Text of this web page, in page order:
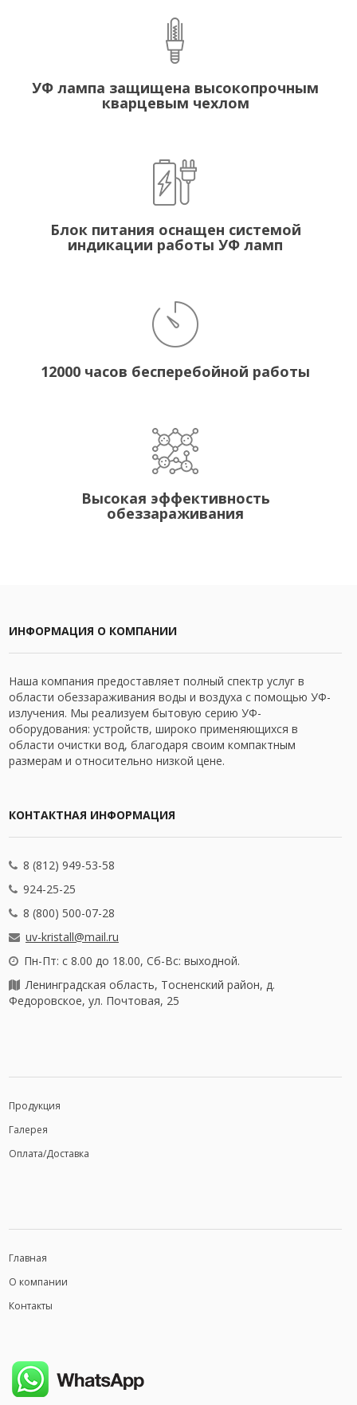
УФ лампа защищена высокопрочным
кварцевым чехлом
Блок питания оснащен системой
индикации работы УФ ламп
12000 часов бесперебойной работы
Высокая эффективность
обеззараживания
ИНФОРМАЦИЯ О КОМПАНИИ
Наша компания предоставляет полный спектр услуг в
области обеззараживания воды и воздуха с помощью УФ-
излучения. Мы реализуем бытовую серию УФ-
оборудования: устройств, широко применяющихся в
области очистки вод, благодаря своим компактным
размерам и относительно низкой цене.
КОНТАКТНАЯ ИНФОРМАЦИЯ
8 (812) 949-53-58
924-25-25
8 (800) 500-07-28
uv-kristall@mail.ru
Пн-Пт: с 8.00 до 18.00, Сб-Вс: выходной.
Ленинградская область, Тосненский район, д.
Федоровское, ул. Почтовая, 25
Продукция
Галерея
Оплата/Доставка
Главная
О компании
Контакты